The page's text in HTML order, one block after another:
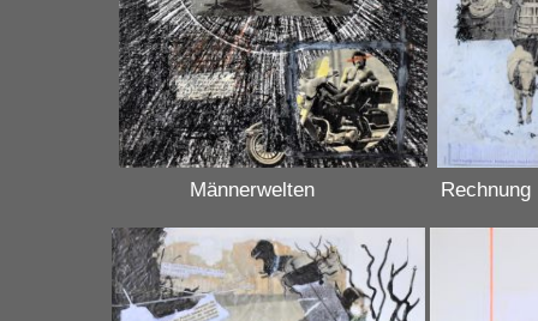
Männerwelten Rechnung